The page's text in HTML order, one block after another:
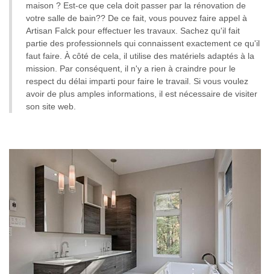
maison ? Est-ce que cela doit passer par la rénovation de
votre salle de bain?? De ce fait, vous pouvez faire appel à
Artisan Falck pour effectuer les travaux. Sachez qu'il fait
partie des professionnels qui connaissent exactement ce qu'il
faut faire. À côté de cela, il utilise des matériels adaptés à la
mission. Par conséquent, il n'y a rien à craindre pour le
respect du délai imparti pour faire le travail. Si vous voulez
avoir de plus amples informations, il est nécessaire de visiter
son site web.